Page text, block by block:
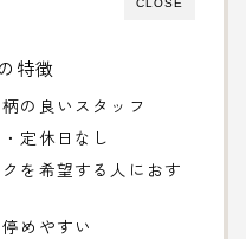
特徴
の良いスタッフ
定休日なし
を希望する人におす
めやすい